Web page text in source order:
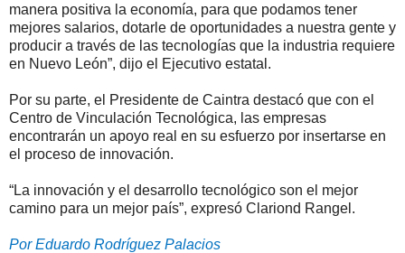
manera positiva la economía, para que podamos tener
mejores salarios, dotarle de oportunidades a nuestra gente y
producir a través de las tecnologías que la industria requiere
en Nuevo León”, dijo el Ejecutivo estatal.
Por su parte, el Presidente de Caintra destacó que con el
Centro de Vinculación Tecnológica, las empresas
encontrarán un apoyo real en su esfuerzo por insertarse en
el proceso de innovación.
“La innovación y el desarrollo tecnológico son el mejor
camino para un mejor país”, expresó Clariond Rangel.
Por Eduardo Rodríguez Palacios